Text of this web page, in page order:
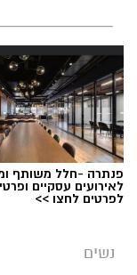
פנתרה -חלל משותף
לאירועים עסקיים
לפרטים לחצו >>
נשים